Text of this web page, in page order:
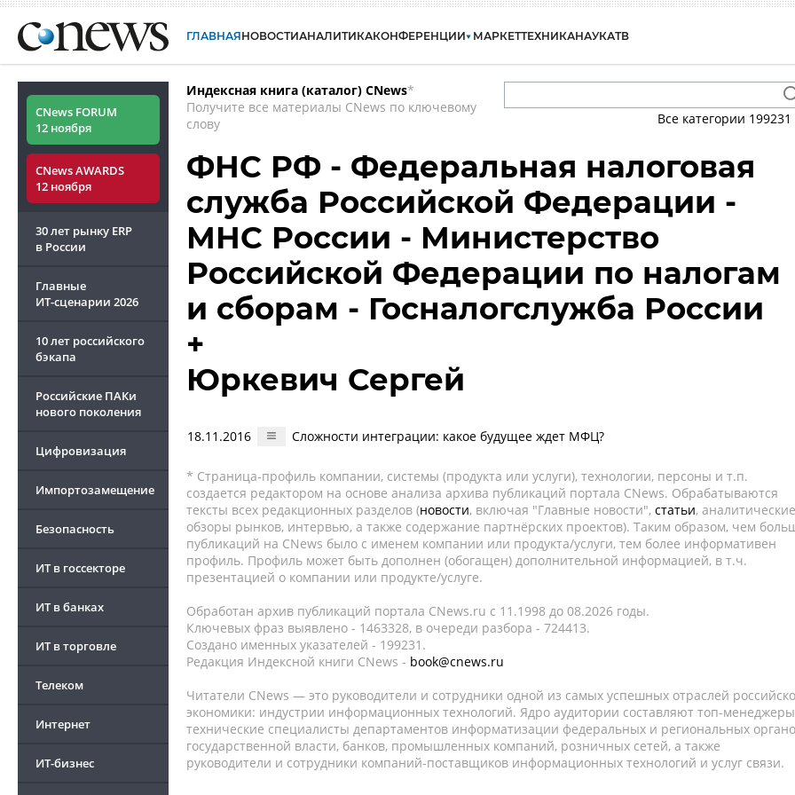
ГЛАВНАЯНОВОСТИАНАЛИТИКАКОНФЕРЕНЦИИ МАРКЕТТЕХНИКАНАУКАТВ
CNews FORUM
12 ноября
CNews AWARDS
12 ноября
30 лет рынку ERP
в России
Главные
ИТ-сценарии 2026
10 лет российского
бэкапа
Российские ПАКи
нового поколения
Цифровизация
Импортозамещение
Безопасность
ИТ в госсекторе
ИТ в банках
ИТ в торговле
Телеком
Интернет
ИТ-бизнес
Индексная книга (каталог) CNews*
Получите все материалы CNews по ключевому
слову
Все категории 199231
ФНС РФ - Федеральная налоговая
служба Российской Федерации -
МНС России - Министерство
Российской Федерации по налогам
и сборам - Госналогслужба России
+
Юркевич Сергей
18.11.2016 Сложности интеграции: какое будущее ждет МФЦ?
* Страница-профиль компании, системы (продукта или услуги), технологии, персоны и т.п.
создается редактором на основе анализа архива публикаций портала CNews. Обрабатываются
тексты всех редакционных разделов (новости, включая "Главные новости", статьи, аналитические
обзоры рынков, интервью, а также содержание партнёрских проектов). Таким образом, чем
публикаций на CNews было с именем компании или продукта/услуги, тем более информативен
профиль. Профиль может быть дополнен (обогащен) дополнительной информацией, в т.ч.
презентацией о компании или продукте/услуге.
Обработан архив публикаций портала CNews.ru c 11.1998 до 08.2026 годы.
Ключевых фраз выявлено - 1463328, в очереди разбора - 724413.
Создано именных указателей - 199231.
Редакция Индексной книги CNews - book@cnews.ru
Читатели CNews — это руководители и сотрудники одной из самых успешных отраслей
экономики: индустрии информационных технологий. Ядро аудитории составляют топ-
технические специалисты департаментов информатизации федеральных и региональных
государственной власти, банков, промышленных компаний, розничных сетей, а также
руководители и сотрудники компаний-поставщиков информационных технологий и услуг связи.